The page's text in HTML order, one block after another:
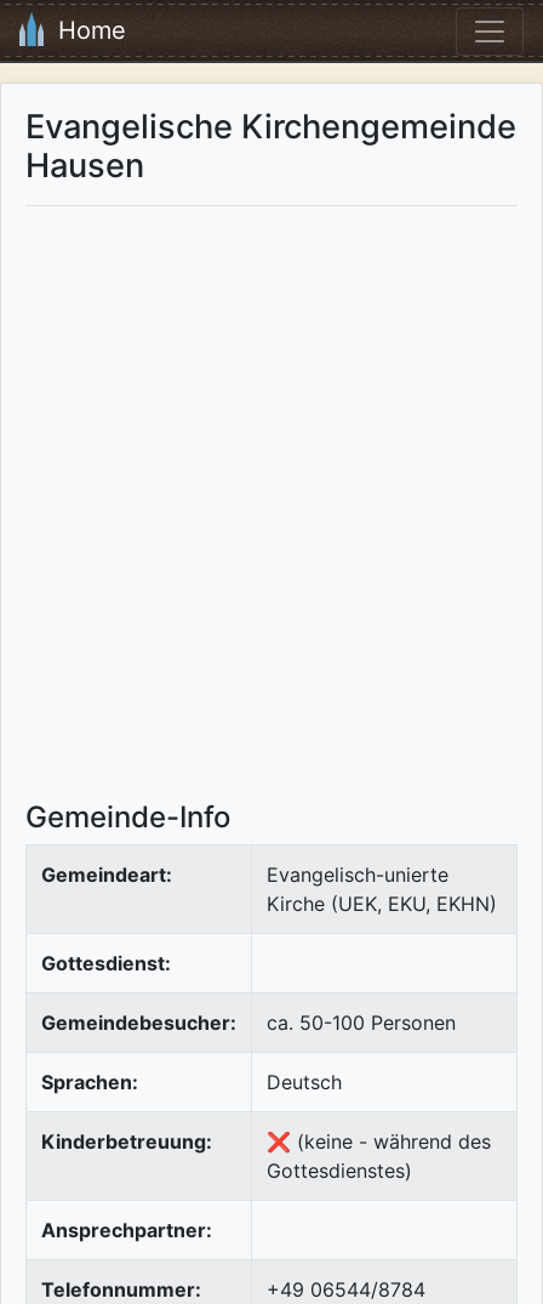
Home
Evangelische Kirchengemeinde
Hausen
Gemeinde-Info
Gemeindeart:
Evangelisch-unierte
Kirche (UEK, EKU, EKHN)
Gottesdienst:
Gemeindebesucher: ca. 50-100 Personen
Sprachen: Deutsch
Kinderbetreuung:
❌ (keine - während des
Gottesdienstes)
Ansprechpartner:
Telefonnummer: +49 06544/8784